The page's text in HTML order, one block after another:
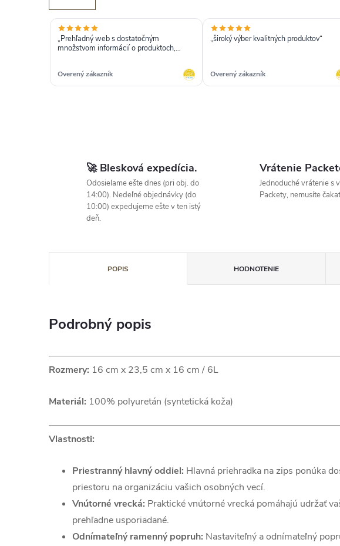
„Prehľadný web s dostatočným
množstvom informácií o produktoch,
Overený zákazník
„široký výber kvalitných produktov“
Overený zákazník
🚀 Blesková expedícia.
Odosielame ešte dnes (pri obj. do
14:00). Nedeľné objednávky (do
10:00) expedujeme ešte v ten istý
deň.
Vrátenie
Jednoduché vrátenie s
Packety, nemusíte
POPIS HODNOTENIE
Podrobný popis
Rozmery: 16 cm x 23,5 cm x 16 cm / 6L
Materiál: 100% polyuretán (syntetická koža)
Vlastnosti:
Priestranný hlavný oddiel: Hlavná priehradka na zips ponúka
priestoru na organizáciu vašich osobných vecí.
Vnútorné vrecká: Praktické vnútorné vrecká pomáhajú udržať
prehľadne usporiadané.
Odnímateľný ramenný popruh: Nastaviteľný a odnímateľný